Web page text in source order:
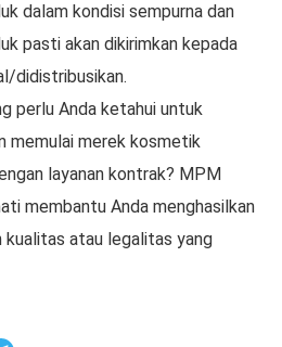
dalam kondisi sempurna dan
pasti akan dikirimkan kepada
didistribusikan.
perlu Anda ketahui untuk
memulai merek kosmetik
layanan kontrak? MPM
membantu Anda menghasilkan
atau legalitas yang